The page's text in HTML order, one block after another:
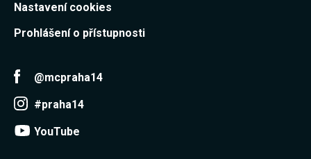
Nastavení cookies
Prohlášení o přístupnosti
@mcpraha14
#praha14
YouTube